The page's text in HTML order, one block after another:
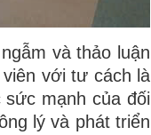
và thảo luận
với tư cách là
mạnh của đối
lý và phát triển